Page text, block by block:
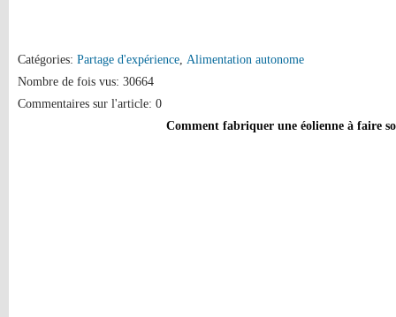
Catégories: Partage d'expérience, Alimentation autonome
Nombre de fois vus: 30664
Commentaires sur l'article: 0
Comment fabriquer une éolienne à faire